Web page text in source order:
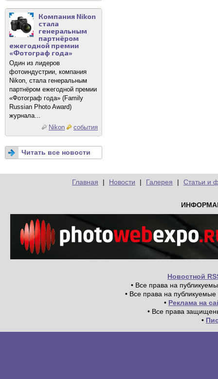
Компания Nikon
стала
генеральным
партнёром
ежегодной премии
«Фотограф года»
Один из лидеров
фотоиндустрии, компания
Nikon, стала генеральным
партнёром ежегодной премии
«Фотограф года» (Family
Russian Photo Award)
журнала...
Nikon
события
Читать все новости
Главная | Новости | Галерея | Статьи и
Новостной
• Все права на
• Все права на
• Реклама на
• Все права
•